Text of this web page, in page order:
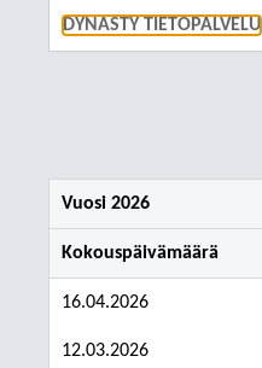
DYNASTY TIETOPALVELU
Vuosi 2026
Kokouspäivämäärä
16.04.2026
12.03.2026